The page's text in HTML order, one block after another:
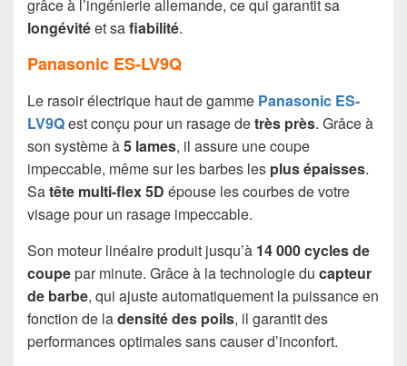
grâce à l’ingénierie allemande, ce qui garantit sa
longévitéet safiabilité.
Panasonic ES-LV9Q
Le rasoir électrique haut de gamme Panasonic ES-
LV9Qest conçu pour un rasage detrès près. Grâce à
son système à5 lames, il assure une coupe
impeccable, même sur les barbes les plus épaisses.
Satête multi-flex 5D épouse les courbes de votre
visage pour un rasage impeccable.
Son moteur linéaire produit jusqu’à 14 000 cycles de
coupepar minute. Grâce à la technologie du capteur
de barbe, qui ajuste automatiquement la puissance en
fonction de ladensité des poils, il garantit des
performances optimales sans causer d’inconfort.